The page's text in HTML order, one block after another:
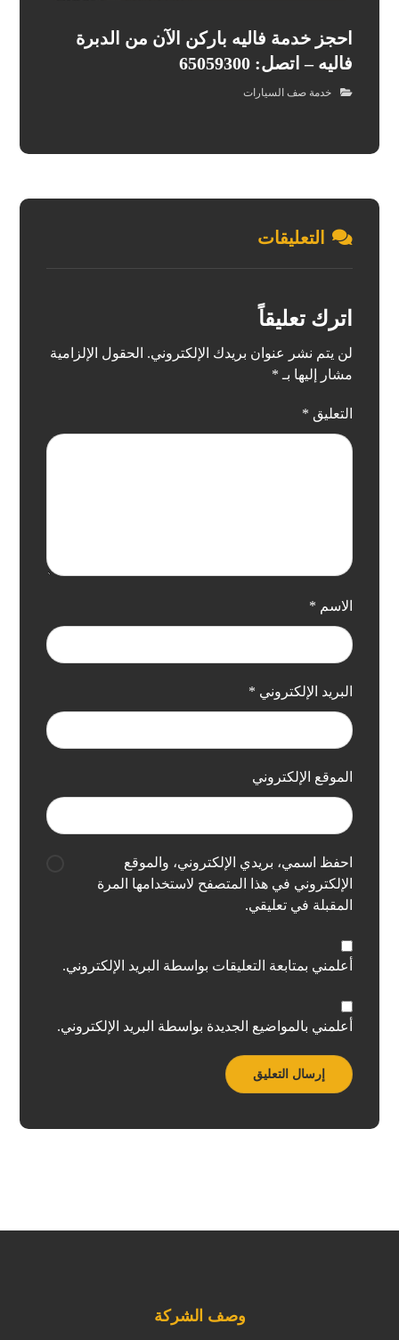
احجز خدمة فاليه باركن الآن من الدبرة
فاليه – اتصل: 65059300
خدمة صف السيارات
التعليقات
اترك تعليقاً
لن يتم نشر عنوان بريدك الإلكتروني. الحقول الإلزامية
مشار إليها بـ *
التعليق *
الاسم *
البريد الإلكتروني *
الموقع الإلكتروني
احفظ اسمي، بريدي الإلكتروني، والموقع
الإلكتروني في هذا المتصفح لاستخدامها المرة
المقبلة في تعليقي.
أعلمني بمتابعة التعليقات بواسطة البريد الإلكتروني.
أعلمني بالمواضيع الجديدة بواسطة البريد الإلكتروني.
وصف الشركة